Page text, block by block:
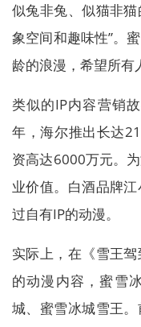
似兔非兔、似猫非
象空间和趣味性”。
龄的浪漫，希望所有
类似的IP内容营销
年，海尔推出长达
资高达6000万元。
业价值。白酒品牌
过自有IP的动漫。
实际上，在《雪王
的动漫内容，蜜雪
城、蜜雪冰城雪王